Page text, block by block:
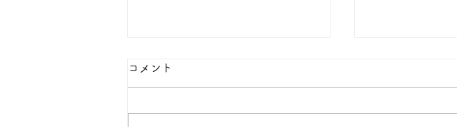
コメント